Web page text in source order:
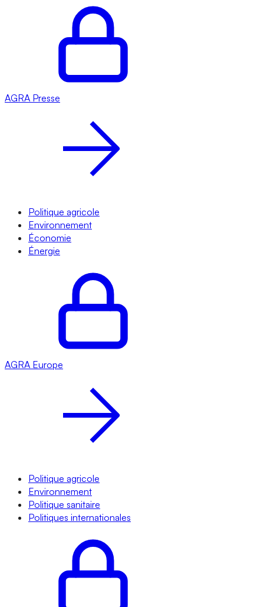
AGRA Presse
Politique agricole
Environnement
Économie
Énergie
AGRA Europe
Politique agricole
Environnement
Politique sanitaire
Politiques internationales